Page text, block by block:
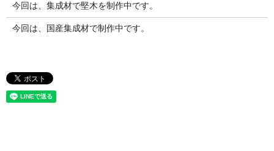
今回は、集成材で堅木を制作中です。
今回は、国産集成材で制作中です。